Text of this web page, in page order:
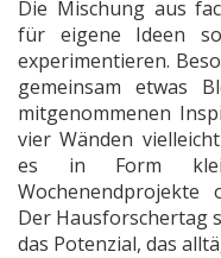
Die Mischung aus
für eigene Ideen
experimentieren.
gemeinsam etwas
mitgenommenen
vier Wänden
es in Form
Wochenendprojekte
Der Hausforschertag
das Potenzial, das